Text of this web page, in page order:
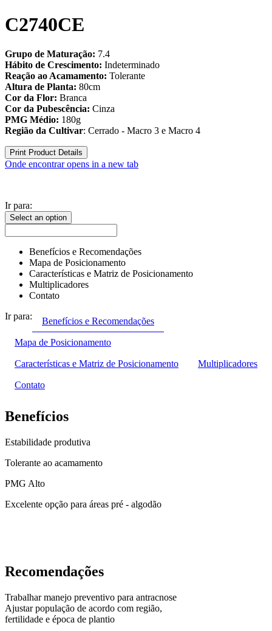
C2740CE
Grupo de Maturação: 7.4
Hábito de Crescimento: Indeterminado
Reação ao Acamamento: Tolerante
Altura de Planta: 80cm
Cor da Flor: Branca
Cor da Pubescência: Cinza
PMG Médio: 180g
Região da Cultivar: Cerrado - Macro 3 e Macro 4
Print Product Details
Onde encontrar opens in a new tab
Ir para:
Select an option
Benefícios e Recomendações
Mapa de Posicionamento
Características e Matriz de Posicionamento
Multiplicadores
Contato
Ir para:
Benefícios e Recomendações
Mapa de Posicionamento
Características e Matriz de Posicionamento Multiplicadores
Contato
Benefícios
Estabilidade produtiva
Tolerante ao acamamento
PMG Alto
Excelente opção para áreas pré - algodão
Recomendações
Trabalhar manejo preventivo para antracnose
Ajustar população de acordo com região,
fertilidade e época de plantio